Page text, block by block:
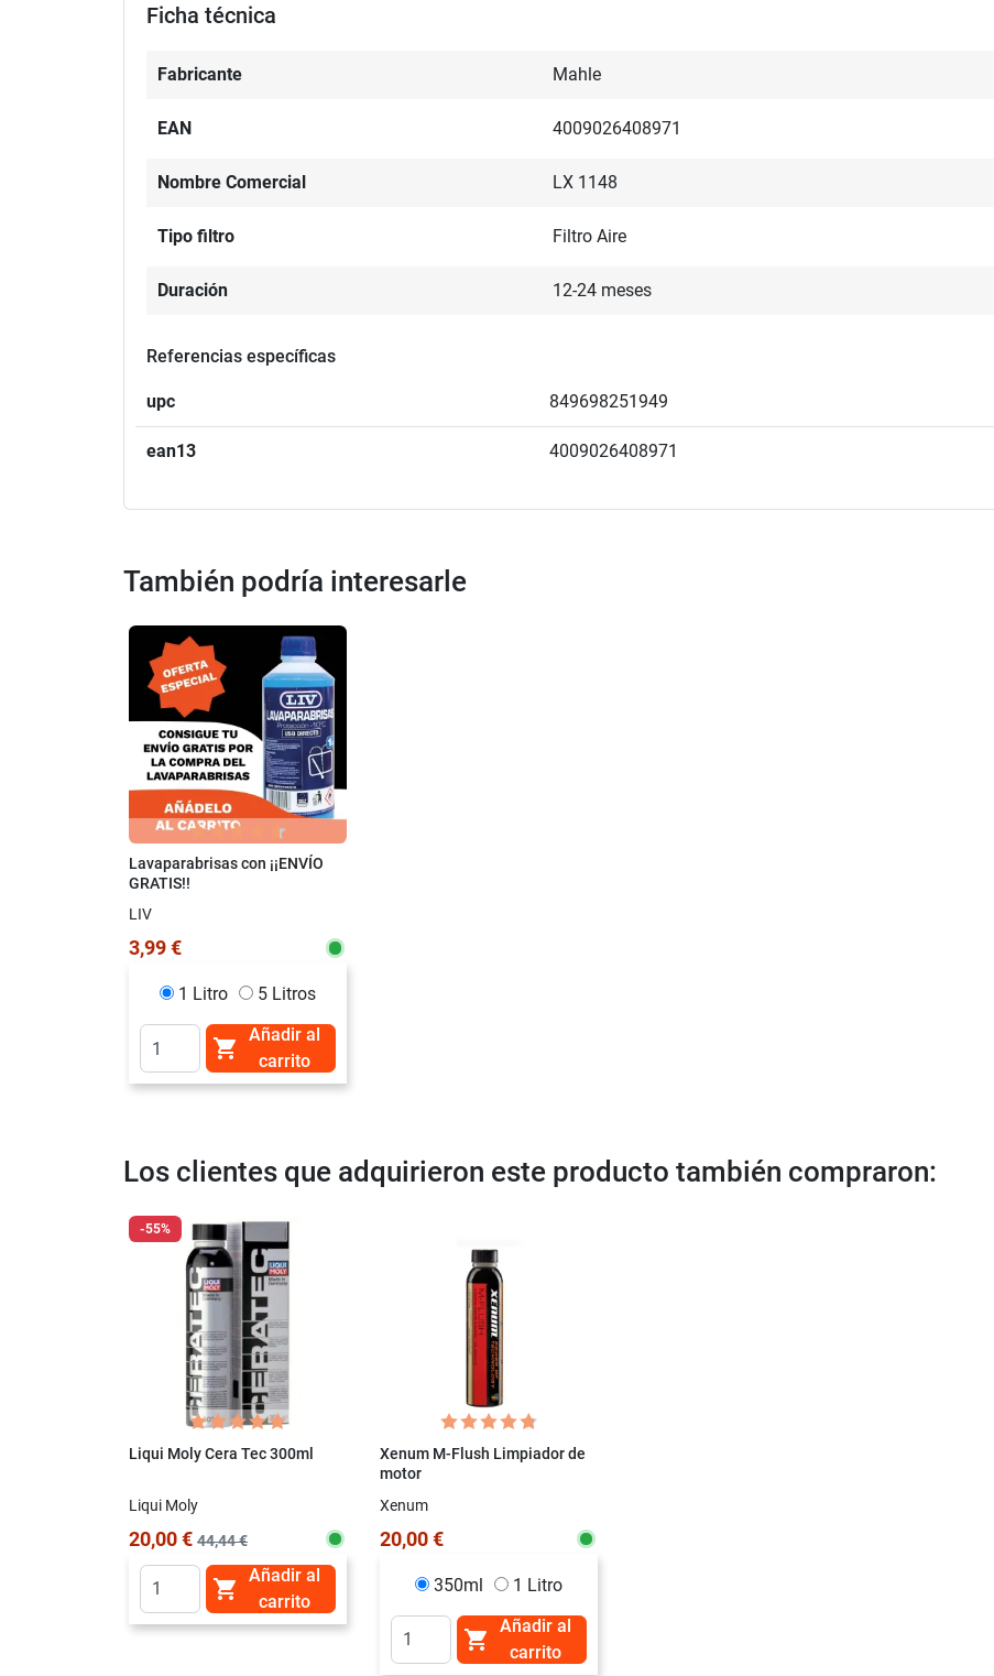
Ficha técnica
Fabricante Mahle
EAN 4009026408971
Nombre Comercial LX 1148
Tipo filtro Filtro Aire
Duración 12-24 meses
Referencias específicas
upc 849698251949
ean13 4009026408971
También podría interesarle
Lavaparabrisas con ¡¡ENVÍO
GRATIS!!
LIV
3,99 €
1 Litro 5 Litros

Añadir al
carrito
Los clientes que adquirieron este producto también compraron:
-55%
Liqui Moly Cera Tec 300ml
Liqui Moly
20,00 € 44,44 €

Añadir al
carrito
Xenum M-Flush Limpiador de
motor
Xenum
20,00 €
350ml 1 Litro

Añadir al
carrito